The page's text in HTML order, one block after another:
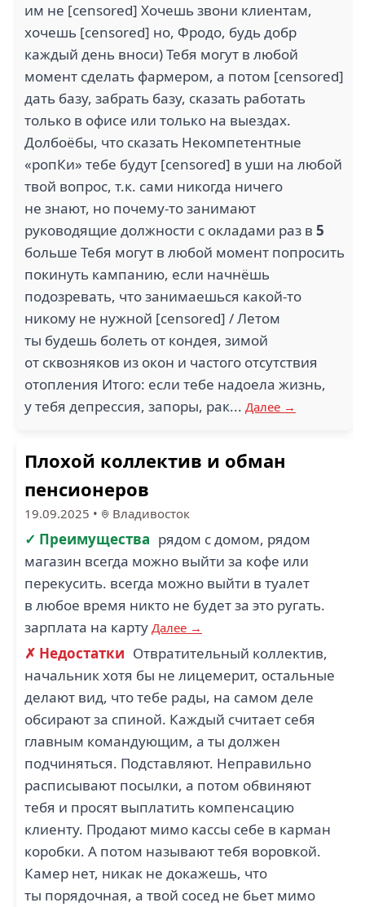
им не [censored] Хочешь звони клиентам,
хочешь [censored] но, Фродо, будь добр
каждый день вноси) Тебя могут в любой
момент сделать фармером, а потом [censored]
дать базу, забрать базу, сказать работать
только в офисе или только на выездах.
Долбоёбы, что сказать Некомпетентные
«ропКи» тебе будут [censored] в уши на любой
твой вопрос, т.к. сами никогда ничего
не знают, но почему-то занимают
руководящие должности с окладами раз в 5
больше Тебя могут в любой момент попросить
покинуть кампанию, если начнёшь
подозревать, что занимаешься какой-то
никому не нужной [censored] / Летом
ты будешь болеть от кондея, зимой
от сквозняков из окон и частого отсутствия
отопления Итого: если тебе надоела жизнь,
у тебя депрессия, запоры, рак... Далее →
Плохой коллектив и обман
пенсионеров
19.09.2025 • Владивосток
✓ Преимущества рядом с домом, рядом
магазин всегда можно выйти за кофе или
перекусить. всегда можно выйти в туалет
в любое время никто не будет за это ругать.
зарплата на карту Далее →
✗ Недостатки Отвратительный коллектив,
начальник хотя бы не лицемерит, остальные
делают вид, что тебе рады, на самом деле
обсирают за спиной. Каждый считает себя
главным командующим, а ты должен
подчиняться. Подставляют. Неправильно
расписывают посылки, а потом обвиняют
тебя и просят выплатить компенсацию
клиенту. Продают мимо кассы себе в карман
коробки. А потом называют тебя воровкой.
Камер нет, никак не докажешь, что
ты порядочная, а твой сосед не бьет мимо